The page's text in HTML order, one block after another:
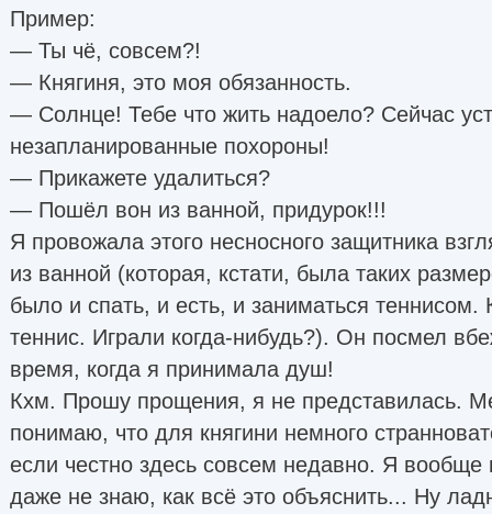
Пример:
— Ты чё, совсем?!
— Княгиня, это моя обязанность.
— Солнце! Тебе что жить надоело? Сейчас
незапланированные похороны!
— Прикажете удалиться?
— Пошёл вон из ванной, придурок!!!
Я провожала этого несносного защитника
из ванной (которая, кстати, была таких
было и спать, и есть, и заниматься теннисом.
теннис. Играли когда-нибудь?). Он посмел
время, когда я принимала душ!
Кхм. Прошу прощения, я не представилась.
понимаю, что для княгини немного
если честно здесь совсем недавно. Я вообще
даже не знаю, как всё это объяснить... Ну